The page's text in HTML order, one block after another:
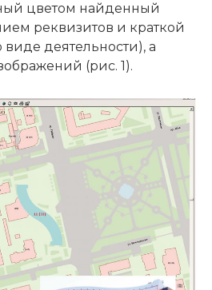
цветом найденный
реквизитов и краткой
виде деятельности), а
(рис. 1).